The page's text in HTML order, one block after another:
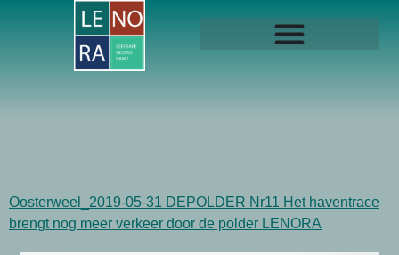
Oosterweel_2019-05-31 DEPOLDER Nr11 Het haventrace
brengt nog meer verkeer door de polder LENORA